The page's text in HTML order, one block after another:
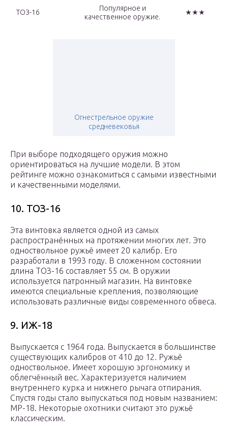
ТОЗ-16
Популярное и
качественное оружие.
★★★
Огнестрельное оружие
средневековья
При выборе подходящего оружия можно
ориентироваться на лучшие модели. В этом
рейтинге можно ознакомиться с самыми известными
и качественными моделями.
10. ТОЗ-16
Эта винтовка является одной из самых
распространённых на протяжении многих лет. Это
одноствольное ружьё имеет 20 калибр. Его
разработали в 1993 году. В сложенном состоянии
длина ТОЗ-16 составляет 55 см. В оружии
используется патронный магазин. На винтовке
имеются специальные крепления, позволяющие
использовать различные виды современного обвеса.
9. ИЖ-18
Выпускается с 1964 года. Выпускается в большинстве
существующих калибров от 410 до 12. Ружьё
одноствольное. Имеет хорошую эргономику и
облегчённый вес. Характеризуется наличием
внутреннего курка и нижнего рычага отпирания.
Спустя годы стало выпускаться под новым названием:
МР-18. Некоторые охотники считают это ружьё
классическим.